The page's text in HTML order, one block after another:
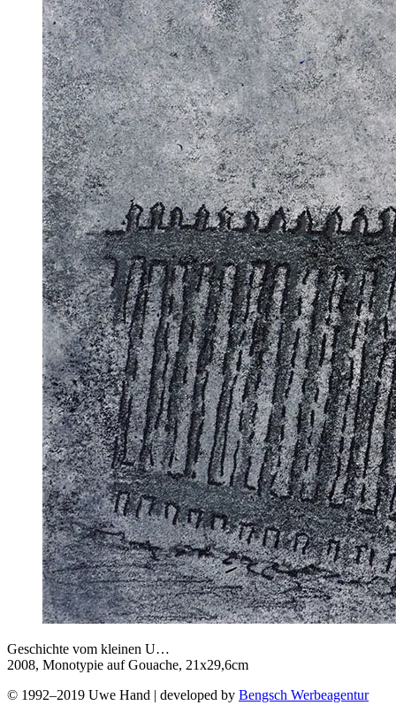
Geschichte vom kleinen U…
2008, Monotypie auf Gouache, 21x29,6cm
© 1992–2019 Uwe Hand | developed by Bengsch Werbeagentur